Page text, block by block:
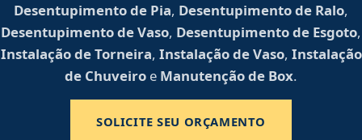
Desentupimento de Pia, Desentupimento de Ralo,
Desentupimento de Vaso, Desentupimento de Esgoto,
Instalação de Torneira, Instalação de Vaso, Instalação
de Chuveiro e Manutenção de Box.
SOLICITE SEU ORÇAMENTO